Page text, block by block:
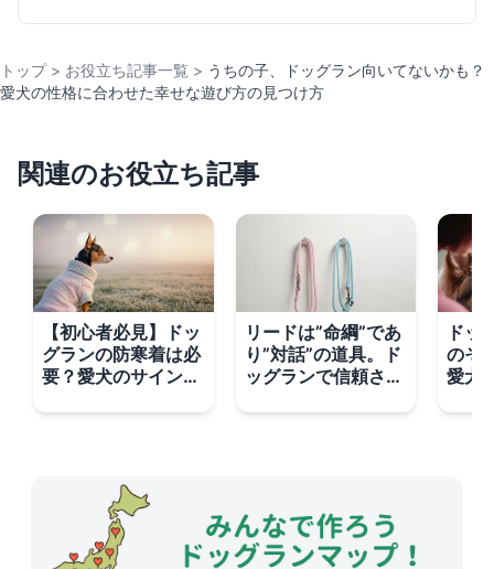
トップ > お役立ち記事一覧 > うちの子、ドッグラン向いてないかも？
愛犬の性格に合わせた幸せな遊び方の見つけ方
関連のお役立ち記事
【初心者必見】ドッ
グランの防寒着は必
要？愛犬のサインを
ント
リードは”命綱”であ
り”対話”の道具。ド
ッグランで信頼され
ドッ
のそ
愛犬